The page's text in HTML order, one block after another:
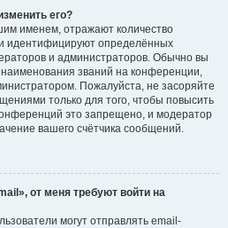
его?
именем, отражают количество
идентифицируют определённых
и администраторов. Обычно вы
званий на конференции,
Пожалуйста, не засоряйте
только для того, чтобы повысить
это запрещено, и модератор
вашего счётчика сообщений.
от меня требуют войти на
могут отправлять email-